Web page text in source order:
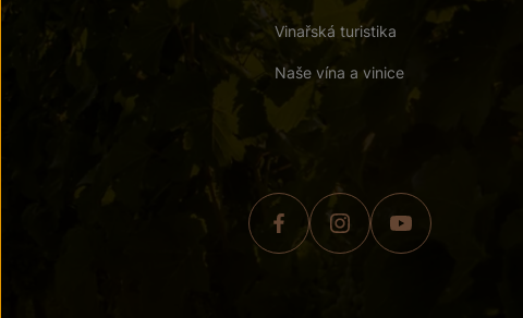
Vinařská turistika
Naše vína a vinice